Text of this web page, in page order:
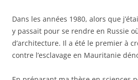
Dans les années 1980, alors que
y passait pour se rendre en Russie
d’architecture. Il a été le premier à
contre l’esclavage en Mauritanie